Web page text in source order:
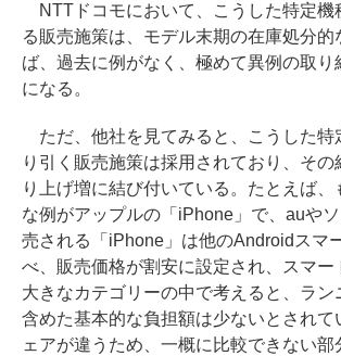
NTTドコモにおいて、こうした特定機
る販売施策は、モデル末期の在庫処分的
ば、過去に例がなく、極めて異例の取り
になる。
ただ、他社を見てみると、こうした特
り引く販売施策は採用されており、その
り上げ増に結び付いている。たとえば、
な例がアップルの「iPhone」で、auや
売される「iPhone」は他のAndroidスマ
べ、販売価格が割安に設定され、スマー
大きなカテゴリーの中で考えると、ラン
含めた基本的な負担額は少ないとされて
ェアが違うため、一概に比較できない部